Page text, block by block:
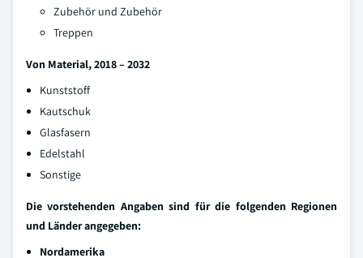
Zubehör und Zubehör
Treppen
Von Material, 2018 – 2032
Kunststoff
Kautschuk
Glasfasern
Edelstahl
Sonstige
Die vorstehenden Angaben sind für die folgenden Regionen
und Länder angegeben:
Nordamerika